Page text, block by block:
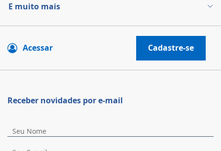
E muito mais
Acessar Cadastre-se
Receber novidades por e-mail